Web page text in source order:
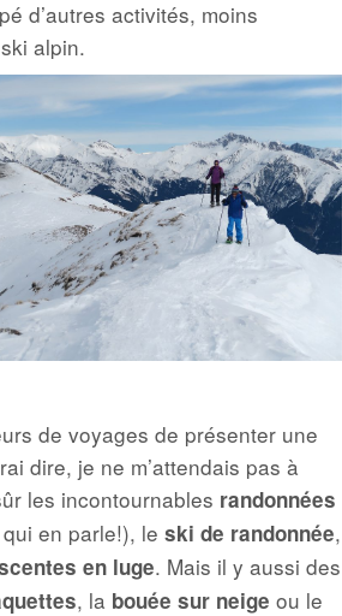
d’autres activités, moins
alpin.
de voyages de présenter une
dire, je ne m’attendais pas à
les incontournables randonnées
en parle!), le ski de randonnée,
en luge. Mais il y aussi des
, la bouée sur neige ou le